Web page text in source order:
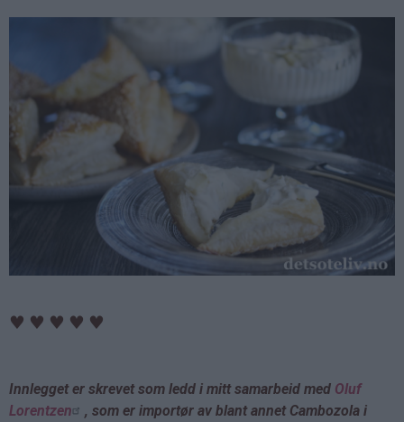
♥ ♥ ♥ ♥ ♥
Innlegget er skrevet som ledd i mitt samarbeid med Oluf
Lorentzen
, som er importør av blant annet Cambozola i